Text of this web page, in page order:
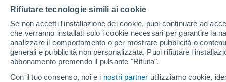
Rifiutare tecnologie simili ai cookie
Se non accetti l'installazione dei cookie, puoi continuare ad
che verranno installati solo i cookie necessari per garantire la
analizzare il comportamento o per mostrare pubblicità o
generali e pubblicità non personalizzata. Puoi rifiutare
abbonamento premendo il pulsante "Rifiuta".
Con il tuo consenso, noi e i nostri partner utilizziamo cookie,
Bollettino neve oggi
Piste per difficoltà